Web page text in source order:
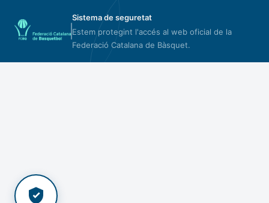
Sistema de seguretat
Estem protegint l'accés al web oficial de la
Federació Catalana de Bàsquet.